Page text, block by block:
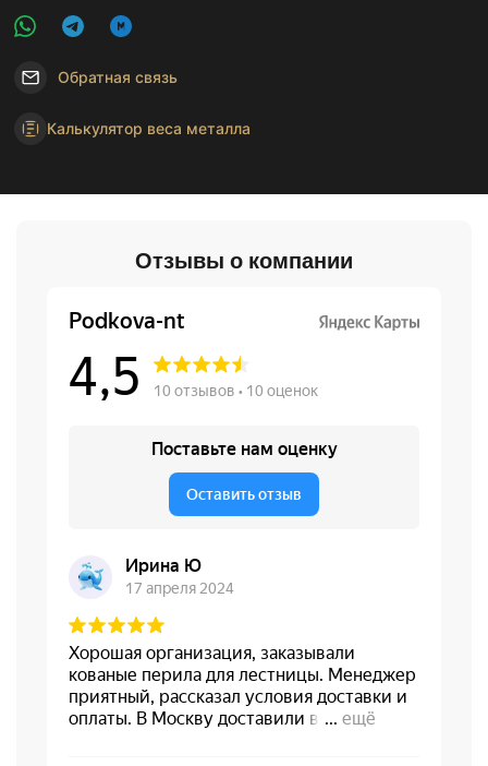
Обратная связь
Калькулятор веса металла
Отзывы о компании